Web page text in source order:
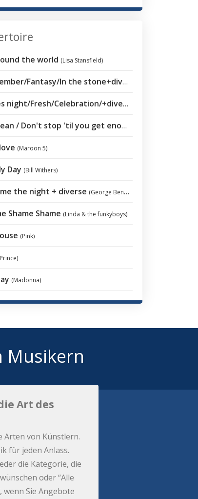
the world (Lisa Stansfield)
September/Fantasy/In the stone+diverse
Ladies night/Fresh/Celebration/+diverse
Billy Jean / Don't stop 'til you get enough
(Maroon 5)
Day (Bill Withers)
the night + diverse (George Benson)
Shame Shame (Linda & the funkyboys)
(Pink)
(Madonna)
Musikern
Art des
Arten von Künstlern.
für jeden Anlass.
die Kategorie, die
oder “Alle
wenn Sie Angebote